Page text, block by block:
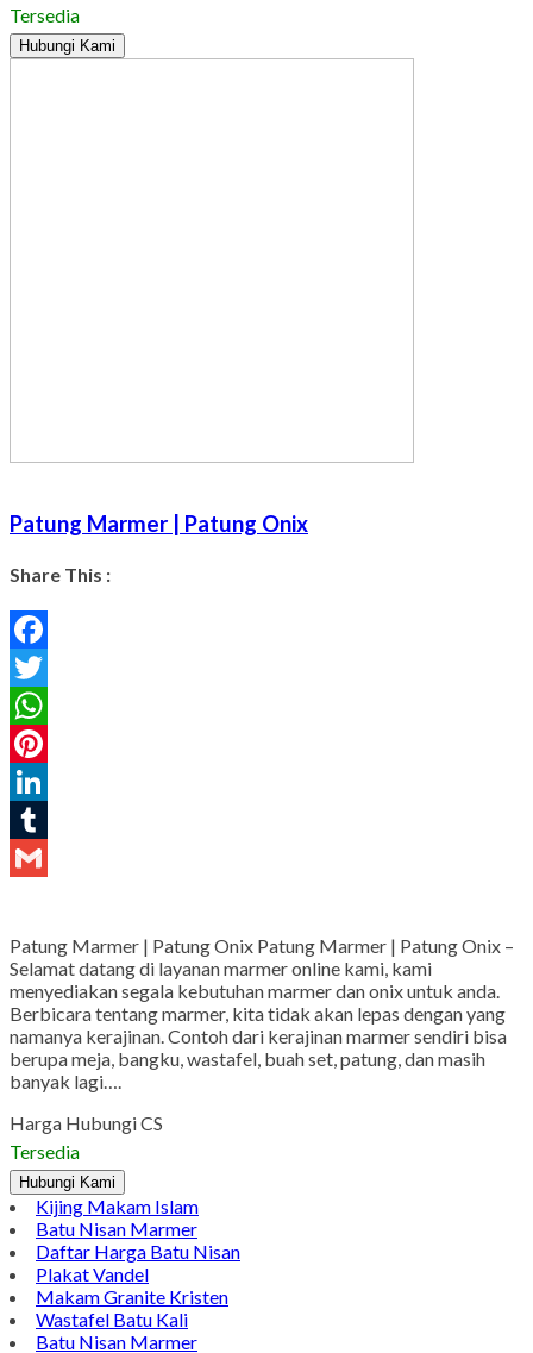
Tersedia
Hubungi Kami
Patung Marmer | Patung Onix
Share This :
Facebook
Twitter
WhatsApp
Pinterest
LinkedIn
Tumblr
Patung Marmer | Patung Onix Patung Marmer | Patung Onix –
Selamat datang di layanan marmer online kami, kami
menyediakan segala kebutuhan marmer dan onix untuk anda.
Berbicara tentang marmer, kita tidak akan lepas dengan yang
namanya kerajinan. Contoh dari kerajinan marmer sendiri bisa
berupa meja, bangku, wastafel, buah set, patung, dan masih
banyak lagi….
Harga Hubungi CS
Tersedia
Hubungi Kami
Kijing Makam Islam
Batu Nisan Marmer
Daftar Harga Batu Nisan
Plakat Vandel
Makam Granite Kristen
Wastafel Batu Kali
Batu Nisan Marmer